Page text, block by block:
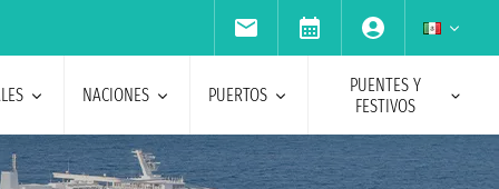
NACIONES PUERTOS
PUENTES Y
FESTIVOS